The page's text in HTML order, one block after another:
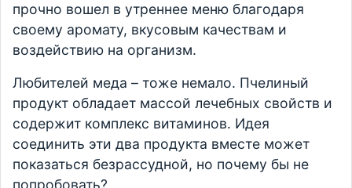
прочно вошел в утреннее меню благодаря
своему аромату, вкусовым качествам и
воздействию на организм.
Любителей меда – тоже немало. Пчелиный
продукт обладает массой лечебных свойств и
содержит комплекс витаминов. Идея
соединить эти два продукта вместе может
показаться безрассудной, но почему бы не
попробовать?